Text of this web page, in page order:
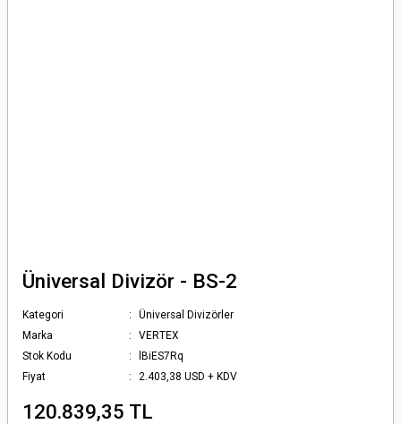
Üniversal Divizör - BS-2
Kategori
Üniversal Divizörler
Marka
VERTEX
Stok Kodu
lBiES7Rq
Fiyat
2.403,38 USD + KDV
120.839,35 TL